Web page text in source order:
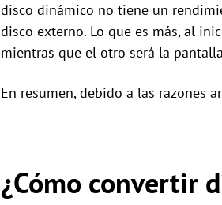
disco dinámico no tiene un
disco externo. Lo que es más, al
mientras que el otro será la
En resumen, debido a las razones
¿Cómo convertir